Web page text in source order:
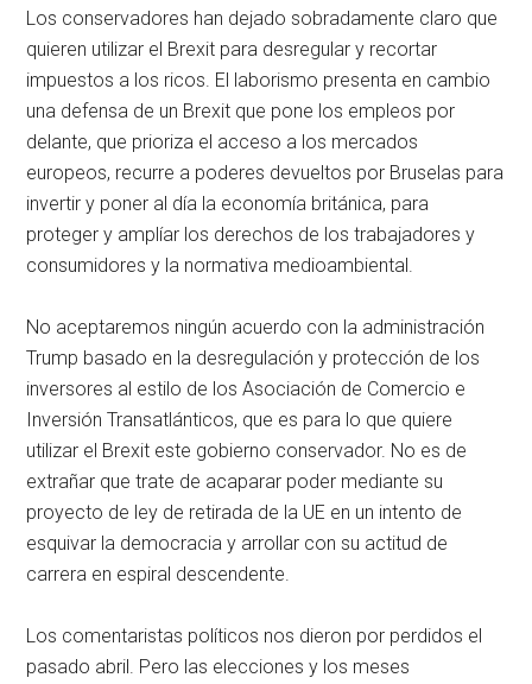
Los conservadores han dejado sobradamente claro que
quieren utilizar el Brexit para desregular y recortar
impuestos a los ricos. El laborismo presenta en cambio
una defensa de un Brexit que pone los empleos por
delante, que prioriza el acceso a los mercados
europeos, recurre a poderes devueltos por Bruselas para
invertir y poner al día la economía británica, para
proteger y amplíar los derechos de los trabajadores y
consumidores y la normativa medioambiental.
No aceptaremos ningún acuerdo con la administración
Trump basado en la desregulación y protección de los
inversores al estilo de los Asociación de Comercio e
Inversión Transatlánticos, que es para lo que quiere
utilizar el Brexit este gobierno conservador. No es de
extrañar que trate de acaparar poder mediante su
proyecto de ley de retirada de la UE en un intento de
esquivar la democracia y arrollar con su actitud de
carrera en espiral descendente.
Los comentaristas políticos nos dieron por perdidos el
pasado abril. Pero las elecciones y los meses